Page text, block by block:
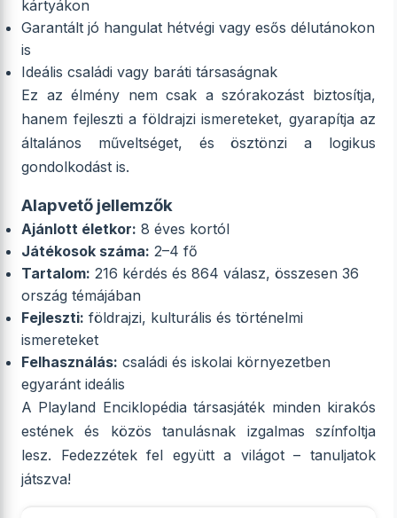
kártyákon
Garantált jó hangulat hétvégi vagy esős délutánokon
is
Ideális családi vagy baráti társaságnak
Ez az élmény nem csak a szórakozást biztosítja,
hanem fejleszti a földrajzi ismereteket, gyarapítja az
általános műveltséget, és ösztönzi a logikus
gondolkodást is.
Alapvető jellemzők
Ajánlott életkor: 8 éves kortól
Játékosok száma: 2–4 fő
Tartalom: 216 kérdés és 864 válasz, összesen 36
ország témájában
Fejleszti: földrajzi, kulturális és történelmi
ismereteket
Felhasználás: családi és iskolai környezetben
egyaránt ideális
A Playland Enciklopédia társasjáték minden kirakós
estének és közös tanulásnak izgalmas színfoltja
lesz. Fedezzétek fel együtt a világot – tanuljatok
játszva!